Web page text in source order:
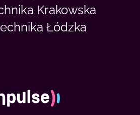
Krakowska
Łódzka